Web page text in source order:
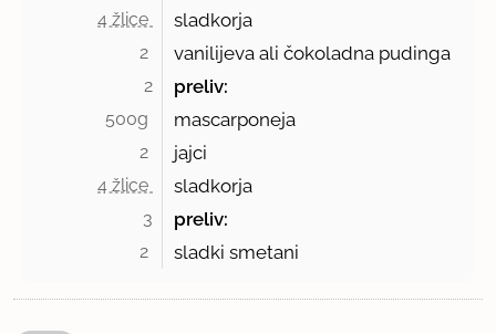
4 žlice sladkorja
2 vanilijeva ali čokoladna pudinga
2 preliv:
500g mascarponeja
2 jajci
4 žlice sladkorja
3 preliv:
2 sladki smetani